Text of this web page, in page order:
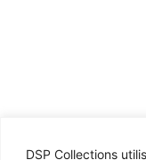
DSP Collections